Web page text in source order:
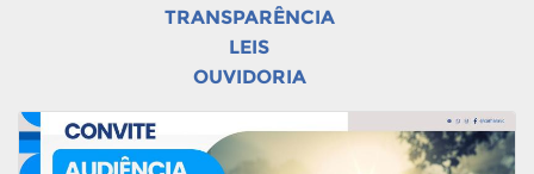
TRANSPARÊNCIA
LEIS
OUVIDORIA